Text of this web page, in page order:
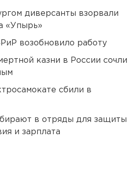
диверсанты взорвали
«Упырь»
возобновило работу
казни в России сочли
сбили в
в отряды для защиты
и зарплата